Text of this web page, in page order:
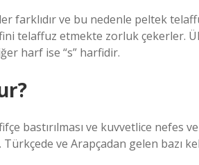
farklıdır ve bu nedenle peltek
telaffuz etmekte zorluk çekerler.
harf ise “s” harfidir.
bastırılması ve kuvvetlice nefes
Türkçede ve Arapçadan gelen bazı